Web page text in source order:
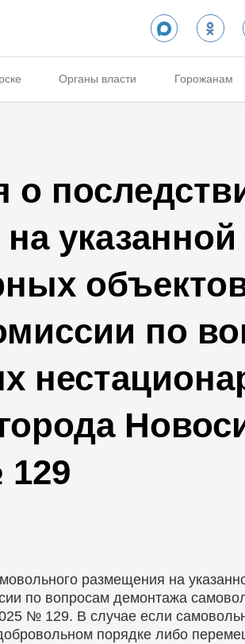
Органы власти Горожанам
по
129
размещения на
по вопросам демонтажа
№ 129. В случае если
порядке либо